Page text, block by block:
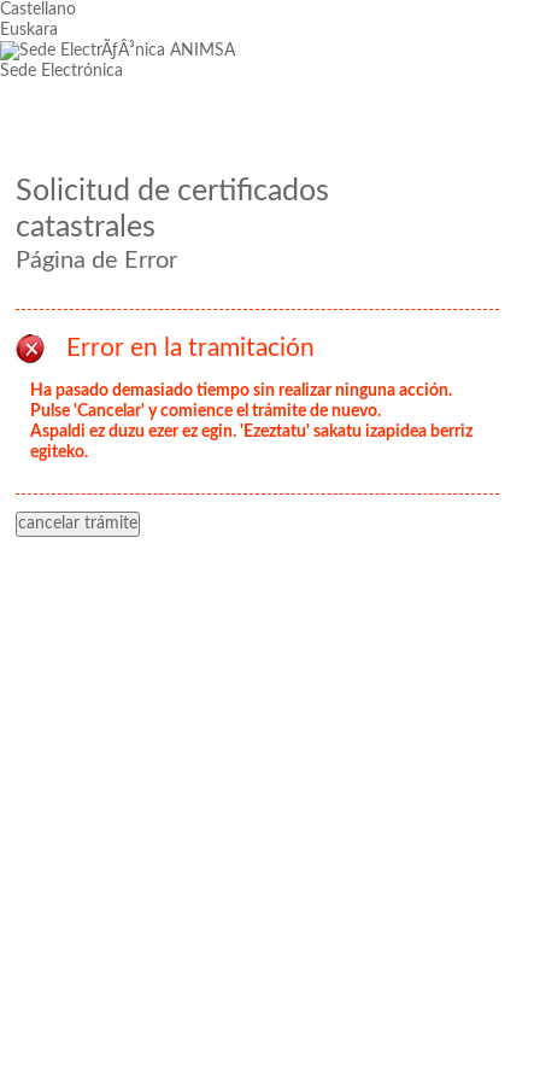
Castellano
Euskara
Sede Electrónica
Solicitud de certificados
catastrales
Página de Error
Error en la tramitación
Ha pasado demasiado tiempo sin realizar ninguna acción.
Pulse 'Cancelar' y comience el trámite de nuevo.
Aspaldi ez duzu ezer ez egin. 'Ezeztatu' sakatu izapidea berriz
egiteko.